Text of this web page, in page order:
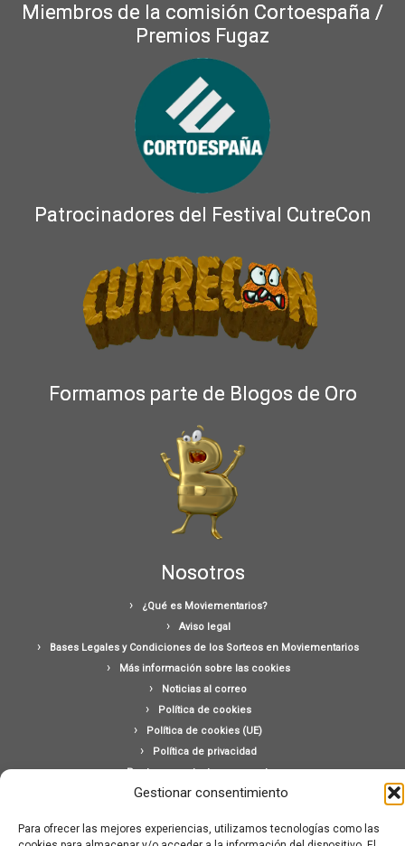
Gestionar consentimiento
Para ofrecer las mejores experiencias, utilizamos tecnologías como las
Miembros de la comisión Cortoespaña /
Premios Fugaz
Patrocinadores del Festival CutreCon
Formamos parte de Blogos de Oro
Nosotros
¿Qué es Moviementarios?
Aviso legal
Bases Legales y Condiciones de los Sorteos en Moviementarios
Más información sobre las cookies
Noticias al correo
Política de cookies
Política de cookies (UE)
Política de privacidad
Ponte en contacto con nosotros